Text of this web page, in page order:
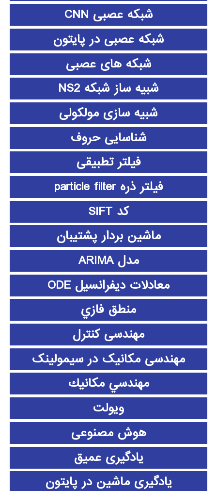
شبکه عصبی CNN
شبکه عصبی در پایتون
شبکه های عصبی
شبیه ساز شبکه NS2
شبیه سازی مولکولی
شناسایی حروف
فیلتر تطبیقی
فیلتر ذره particle filter
کد SIFT
ماشین بردار پشتیبان
مدل ARIMA
معادلات دیفرانسیل ODE
منطق فازي
مهندسی کنترل
مهندسی مکانیک در سیمولینک
مهندسي مكانيك
ویولت
هوش مصنوعی
یادگیری عمیق
یادگیری ماشین در پایتون